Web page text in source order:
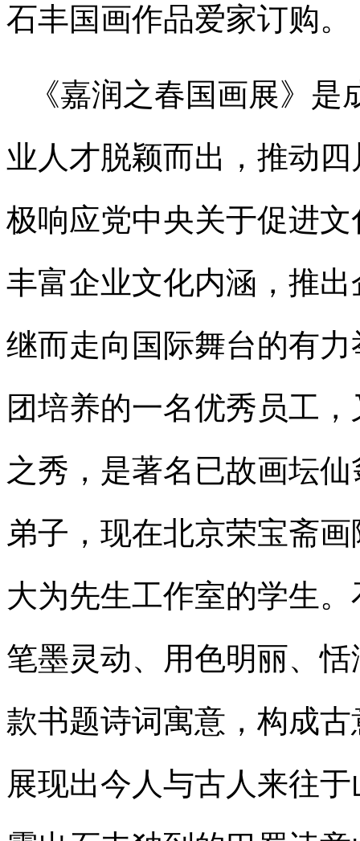
石丰国画作品爱家订购。
《嘉润之春国画展》
业人才脱颖而出，推动
极响应党中央关于促进
丰富企业文化内涵，推
继而走向国际舞台的有
团培养的一名优秀员工
之秀，是著名已故画坛
弟子，现在北京荣宝斋
大为先生工作室的学生
笔墨灵动、用色明丽、
款书题诗词寓意，构成
展现出今人与古人来往